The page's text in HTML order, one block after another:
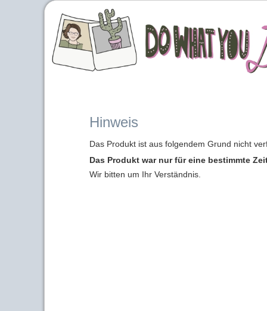
Hinweis
Das Produkt ist aus folgendem Grund nicht
Das Produkt war nur für eine bestimmte
Wir bitten um Ihr Verständnis.